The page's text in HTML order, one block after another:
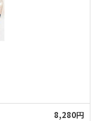
8,280円